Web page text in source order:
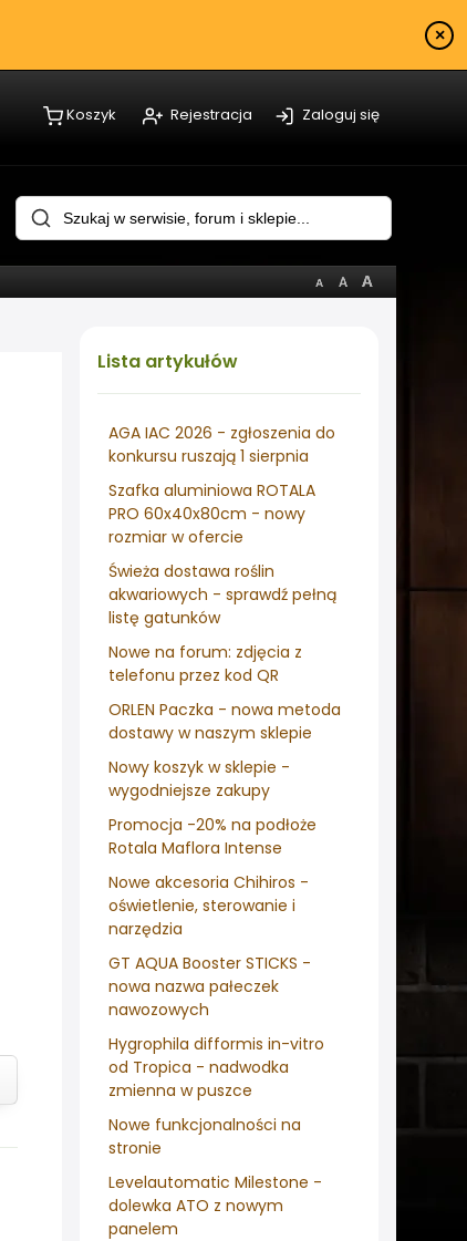
×
Koszyk Rejestracja Zaloguj się
Lista artykułów
AGA IAC 2026 - zgłoszenia do
konkursu ruszają 1 sierpnia
Szafka aluminiowa ROTALA
PRO 60x40x80cm - nowy
rozmiar w ofercie
Świeża dostawa roślin
akwariowych - sprawdź pełną
listę gatunków
Nowe na forum: zdjęcia z
telefonu przez kod QR
ORLEN Paczka - nowa metoda
dostawy w naszym sklepie
Nowy koszyk w sklepie -
wygodniejsze zakupy
Promocja -20% na podłoże
Rotala Maflora Intense
Nowe akcesoria Chihiros -
oświetlenie, sterowanie i
narzędzia
GT AQUA Booster STICKS -
nowa nazwa pałeczek
nawozowych
Hygrophila difformis in-vitro
od Tropica - nadwodka
zmienna w puszce
Nowe funkcjonalności na
stronie
Levelautomatic Milestone -
dolewka ATO z nowym
panelem